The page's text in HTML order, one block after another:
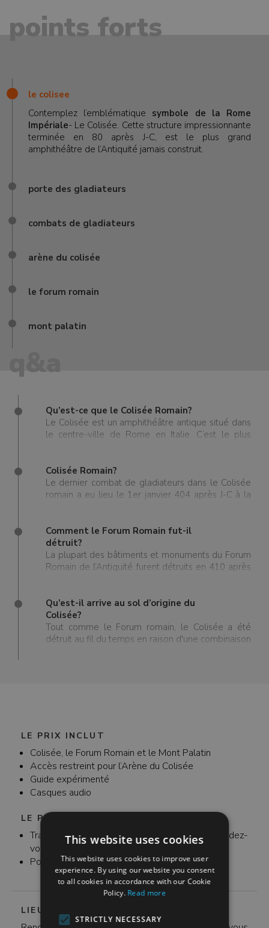
points forts
le colisee
Contemplez l’emblématique symbole de la Rome
Impériale- Le Colisée. Cette structure impressionnante
terminée en 80 après J-C, est le plus grand
amphithéâtre de l’Antiquité jamais construit.
porte des gladiateurs
combats de gladiateurs
arène du colisée
le forum romain
mont palatin
q&a
Qu’est-ce que le Colisée Romain?
Le Colisée est un amphithéâtre antique situé dans
le centre-ville de Rome en Italie. C’est le plus
milliers de personnes se sont réunies pour assister
à des jeux de gladiateurs, des concours, des
spectacles, des reconstitutions de batailles et des
visités. Il fait partie des 7 Nouvelles Merveilles du
Monde.
Colisée Romain?
Le dernier combat de gladiateurs dans le Colisée
romain a eu lieu le 1er janvier 404 après J-C à la
Comment le Forum Romain fut-il
détruit?
La plupart des bâtiments et monuments du Forum
Romain de l’Antiquité furent détruits en 410 après
facteurs, notamment au saccage et aux combats
qui eurent lieu après le déclin de l'Empire Romain.
Cependant la grande majorité du délabrement
peut être attribués au temps qui passe, aux
Qu’est-il arrive au sol d’origine du
Colisée?
Tout comme le Forum romain, le Colisée a été
détruit au fil du temps en raison d'une combinaison
LE PRIX INCLUT
Colisée, le Forum Romain et le Mont Palatin
Accès restreint pour l’Arène du Colisée
Guide expérimenté
Casques audio
LE PRIX N’INCLUT PAS
Transfert des participants de/vers le lieu de rendez-
vous
Pourboires (facultatifs)
LIEU DE RENDEZ-VOUS
This website uses cookies
This website uses cookies to improve user
experience. By using our website you consent
to all cookies in accordance with our Cookie
Policy. Read more
STRICTLY NECESSARY